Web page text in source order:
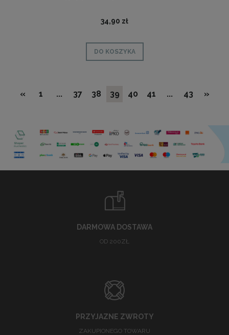
34,90 zł
DO KOSZYKA
« 1 ... 37 38 39 40 41 ... 43 »
DARMOWA DOSTAWA
OD 200ZŁ
PRZYJAZNE ZWROTY
ZAKUPIONEGO TOWARU